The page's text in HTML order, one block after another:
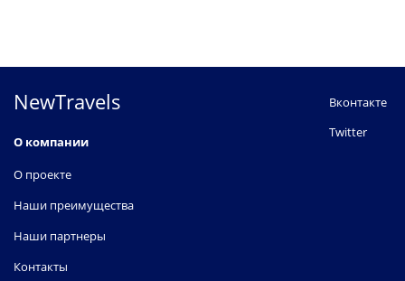
NewTravels
О компании
О проекте
Наши преимущества
Наши партнеры
Контакты
Вконтакте
Twitter